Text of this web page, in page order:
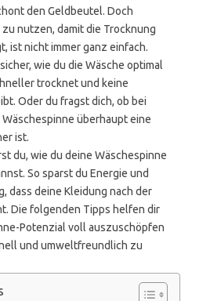
den Geldbeutel. Doch
nutzen, damit die Trocknung
ist nicht immer ganz einfach.
wie du die Wäsche optimal
trocknet und keine
Oder du fragst dich, ob bei
überhaupt eine
ist.
du, wie du deine Wäschespinne
So sparst du Energie und
dass deine Kleidung nach der
Die folgenden Tipps helfen dir
Potenzial voll auszuschöpfen
und umweltfreundlich zu